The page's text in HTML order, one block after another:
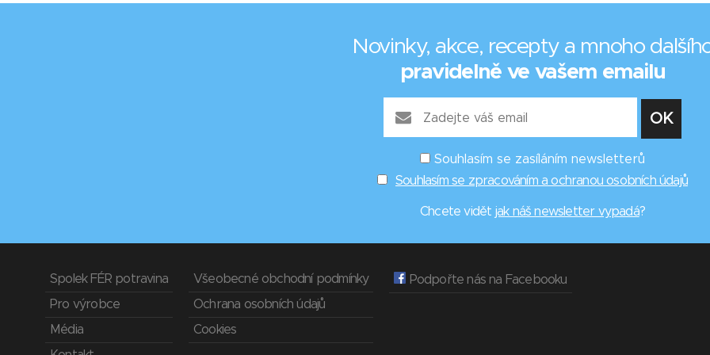
Novinky, akce, recepty a mnoho
pravidelně ve vašem emailu
Souhlasím se zasíláním newsletterů
Souhlasím se zpracováním a ochranou osobních údajů
Chcete vidět jak náš newsletter vypadá?
Spolek FÉR potravina
Pro výrobce
Média
Všeobecné obchodní podmínky
Ochrana osobních údajů
Cookies
Podpořte nás na Facebooku